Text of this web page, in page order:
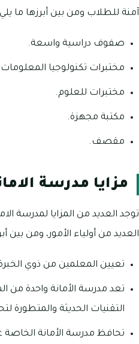
آمنة للطلاب ومن بين أبرزها ما
صفوف دراسية واسعة.
مختبرات تكنولوجيا
مختبرات للعلوم.
مكتبة مجهزة.
مقصف.
مزايا مدرسة
توجد العديد من المزايا
العديد من أولياء الأمور، ومن بين
تعيين المعلمين من ذوي
تعد مدرسة الأمانة واحدة من
التقنيات الحديثة والمتطورة
تحافظ مدرسة الأمانة الخاصة